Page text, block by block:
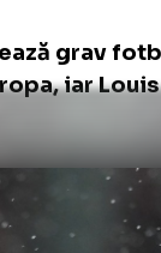
dacă
sunt
Și nu